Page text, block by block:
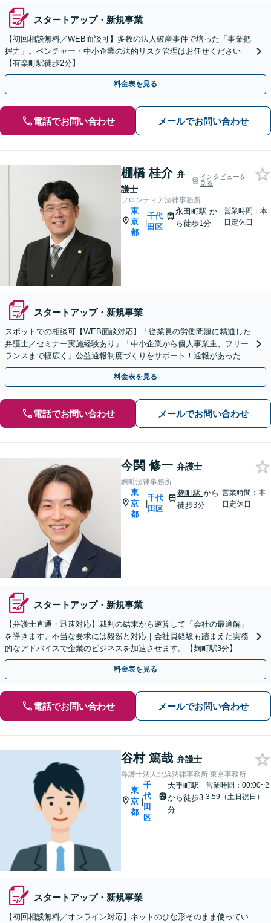
スタートアップ・新規事業
【初回相談無料／WEB面談可】多数の法人破産事件で培った「事業把
握力」。ベンチャー・中小企業の法的リスク管理はお任せください
【有楽町駅徒歩2分】
料金表を見る
電話でお問い合わせ メールでお問い合わせ
棚橋 桂介 弁
護士
インタビューを
見る
フロンティア法律事務所
東
京
都
|
千代
田区
永田町駅か
ら徒歩1分
営業時間：本
日定休日
スタートアップ・新規事業
スポットでの相談可【WEB面談対応】「従業員の労働問題に精通した
弁護士／セミナー実施経験あり」「中小企業から個人事業主、フリー
ランスまで幅広く」公益通報制度づくりをサポート！通報があった際
の調査もお引き受けいたします【休日・夜間相談可】
料金表を見る
電話でお問い合わせ メールでお問い合わせ
今関 修一 弁護士
麴町法律事務所
東
京
都
|
千代
田区
麹町駅 から
徒歩3分
営業時間：本
日定休日
スタートアップ・新規事業
【弁護士直通・迅速対応】裁判の結末から逆算して「会社の最適解」
を導きます。不当な要求には毅然と対応｜会社員経験も踏まえた実務
的なアドバイスで企業のビジネスを加速させます。【麹町駅3分】
料金表を見る
電話でお問い合わせ メールでお問い合わせ
谷村 篤哉 弁護士
弁護士法人北浜法律事務所 東京事務所
東
京
都
|
千
代
田
区
大手町駅
から徒歩3
分
営業時間：00:00~2
3:59（土日祝日）
スタートアップ・新規事業
【初回相談無料／オンライン対応】ネットのひな形そのまま使ってい